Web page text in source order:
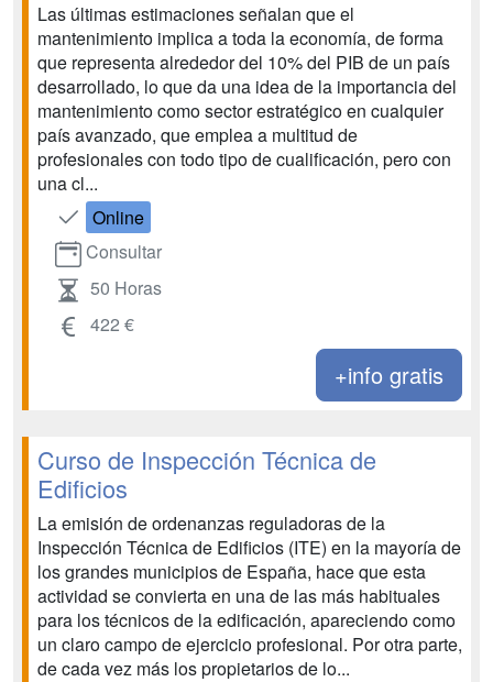
Las últimas estimaciones señalan que el
mantenimiento implica a toda la economía, de forma
que representa alrededor del 10% del PIB de un país
desarrollado, lo que da una idea de la importancia del
mantenimiento como sector estratégico en cualquier
país avanzado, que emplea a multitud de
profesionales con todo tipo de cualificación, pero con
una cl...
Online
Consultar
50 Horas
422 €
+info gratis
Curso de Inspección Técnica de
Edificios
La emisión de ordenanzas reguladoras de la
Inspección Técnica de Edificios (ITE) en la mayoría de
los grandes municipios de España, hace que esta
actividad se convierta en una de las más habituales
para los técnicos de la edificación, apareciendo como
un claro campo de ejercicio profesional. Por otra parte,
de cada vez más los propietarios de lo...